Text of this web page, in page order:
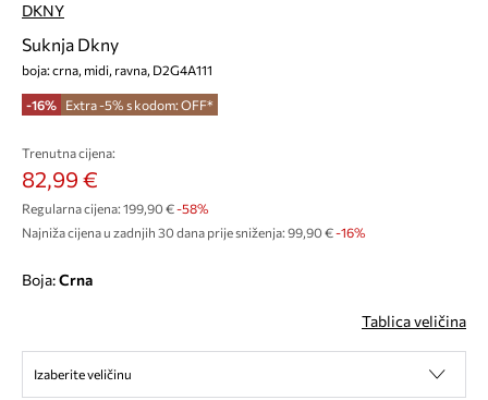
DKNY
Suknja Dkny
boja: crna, midi, ravna, D2G4A111
-16% Extra -5% s kodom: OFF*
Trenutna cijena:
82,99 €
Regularna cijena: 199,90 €-58%
Najniža cijena u zadnjih 30 dana prije sniženja: 99,90 € -16%
Boja: crna
Tablica veličina
Izaberite veličinu